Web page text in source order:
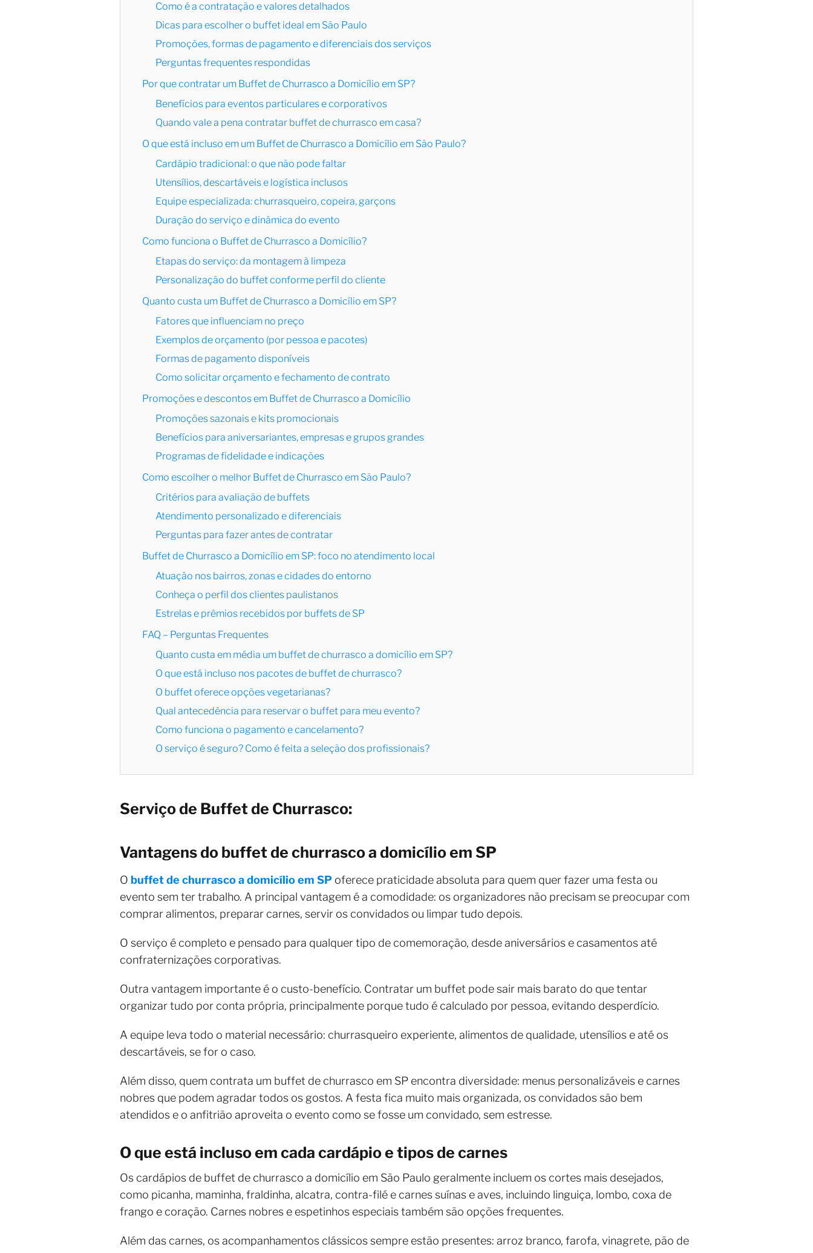
Como é a contratação e valores detalhados
Dicas para escolher o buffet ideal em São Paulo
Promoções, formas de pagamento e diferenciais dos serviços
Perguntas frequentes respondidas
Por que contratar um Buffet de Churrasco a Domicílio em SP?
Benefícios para eventos particulares e corporativos
Quando vale a pena contratar buffet de churrasco em casa?
O que está incluso em um Buffet de Churrasco a Domicílio em São Paulo?
Cardápio tradicional: o que não pode faltar
Utensílios, descartáveis e logística inclusos
Equipe especializada: churrasqueiro, copeira, garçons
Duração do serviço e dinâmica do evento
Como funciona o Buffet de Churrasco a Domicílio?
Etapas do serviço: da montagem à limpeza
Personalização do buffet conforme perfil do cliente
Quanto custa um Buffet de Churrasco a Domicílio em SP?
Fatores que influenciam no preço
Exemplos de orçamento (por pessoa e pacotes)
Formas de pagamento disponíveis
Como solicitar orçamento e fechamento de contrato
Promoções e descontos em Buffet de Churrasco a Domicílio
Promoções sazonais e kits promocionais
Benefícios para aniversariantes, empresas e grupos grandes
Programas de fidelidade e indicações
Como escolher o melhor Buffet de Churrasco em São Paulo?
Critérios para avaliação de buffets
Atendimento personalizado e diferenciais
Perguntas para fazer antes de contratar
Buffet de Churrasco a Domicílio em SP: foco no atendimento local
Atuação nos bairros, zonas e cidades do entorno
Conheça o perfil dos clientes paulistanos
Estrelas e prêmios recebidos por buffets de SP
FAQ – Perguntas Frequentes
Quanto custa em média um buffet de churrasco a domicílio em SP?
O que está incluso nos pacotes de buffet de churrasco?
O buffet oferece opções vegetarianas?
Qual antecedência para reservar o buffet para meu evento?
Como funciona o pagamento e cancelamento?
O serviço é seguro? Como é feita a seleção dos profissionais?
Serviço de Buffet de Churrasco:
Vantagens do buffet de churrasco a domicílio em SP
O buffet de churrasco a domicílio em SP oferece praticidade absoluta para quem quer fazer uma festa ou
evento sem ter trabalho. A principal vantagem é a comodidade: os organizadores não precisam se preocupar com
comprar alimentos, preparar carnes, servir os convidados ou limpar tudo depois.
O serviço é completo e pensado para qualquer tipo de comemoração, desde aniversários e casamentos até
confraternizações corporativas.
Outra vantagem importante é o custo-benefício. Contratar um buffet pode sair mais barato do que tentar
organizar tudo por conta própria, principalmente porque tudo é calculado por pessoa, evitando desperdício.
A equipe leva todo o material necessário: churrasqueiro experiente, alimentos de qualidade, utensílios e até os
descartáveis, se for o caso.
Além disso, quem contrata um buffet de churrasco em SP encontra diversidade: menus personalizáveis e carnes
nobres que podem agradar todos os gostos. A festa fica muito mais organizada, os convidados são bem
atendidos e o anfitrião aproveita o evento como se fosse um convidado, sem estresse.
O que está incluso em cada cardápio e tipos de carnes
Os cardápios de buffet de churrasco a domicílio em São Paulo geralmente incluem os cortes mais desejados,
como picanha, maminha, fraldinha, alcatra, contra-filé e carnes suínas e aves, incluindo linguiça, lombo, coxa de
frango e coração. Carnes nobres e espetinhos especiais também são opções frequentes.
Além das carnes, os acompanhamentos clássicos sempre estão presentes: arroz branco, farofa, vinagrete, pão de